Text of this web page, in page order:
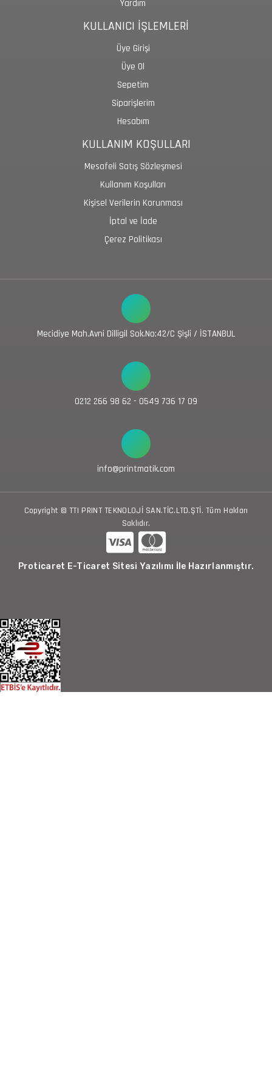
Yardım
KULLANICI İŞLEMLERİ
Üye Girişi
Üye Ol
Sepetim
Siparişlerim
Hesabım
KULLANIM KOŞULLARI
Mesafeli Satış Sözleşmesi
Kullanım Koşulları
Kişisel Verilerin Korunması
İptal ve İade
Çerez Politikası
Mecidiye Mah.Avni Dilligil Sok.No:42/C Şişli / İSTANBUL
0212 266 98 62 - 0549 736 17 09
info@printmatik.com
Copyright © TTI PRINT TEKNOLOJİ SAN.TİC.LTD.ŞTİ. Tüm Hakları
Saklıdır.
Proticaret E-Ticaret Sitesi Yazılımı İle Hazırlanmıştır.